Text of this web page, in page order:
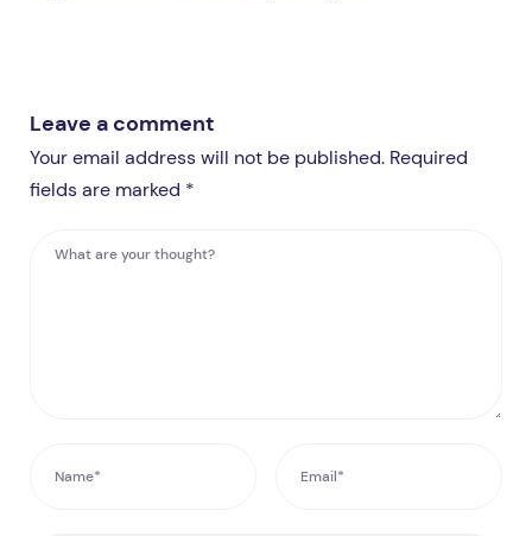
Leave a comment
Your email address will not be published. Required
fields are marked *